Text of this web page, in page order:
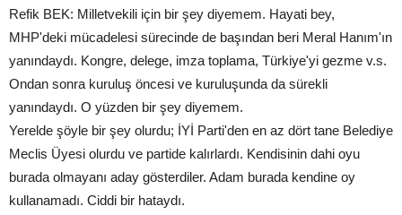
Refik BEK: Milletvekili için bir şey diyemem. Hayati bey,
MHP'deki mücadelesi sürecinde de başından beri Meral Hanım'ın
yanındaydı. Kongre, delege, imza toplama, Türkiye'yi gezme v.s.
Ondan sonra kuruluş öncesi ve kuruluşunda da sürekli
yanındaydı. O yüzden bir şey diyemem.
Yerelde şöyle bir şey olurdu; İYİ Parti'den en az dört tane Belediye
Meclis Üyesi olurdu ve partide kalırlardı. Kendisinin dahi oyu
burada olmayanı aday gösterdiler. Adam burada kendine oy
kullanamadı. Ciddi bir hataydı.